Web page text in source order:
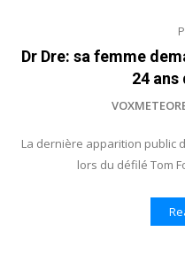
Dr Dre: sa femme
24 ans
La dernière apparition public
lors du défilé Tom